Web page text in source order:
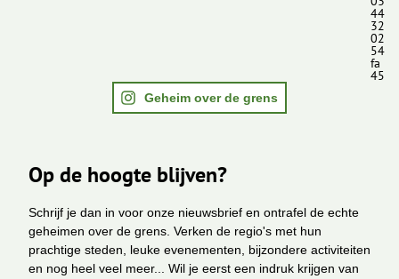
44
32
02
54
fa
45
Geheim over de grens
Op de hoogte blijven?
Schrijf je dan in voor onze nieuwsbrief en ontrafel de echte
geheimen over de grens. Verken de regio's met hun
prachtige steden, leuke evenementen, bijzondere activiteiten
en nog heel veel meer... Wil je eerst een indruk krijgen van